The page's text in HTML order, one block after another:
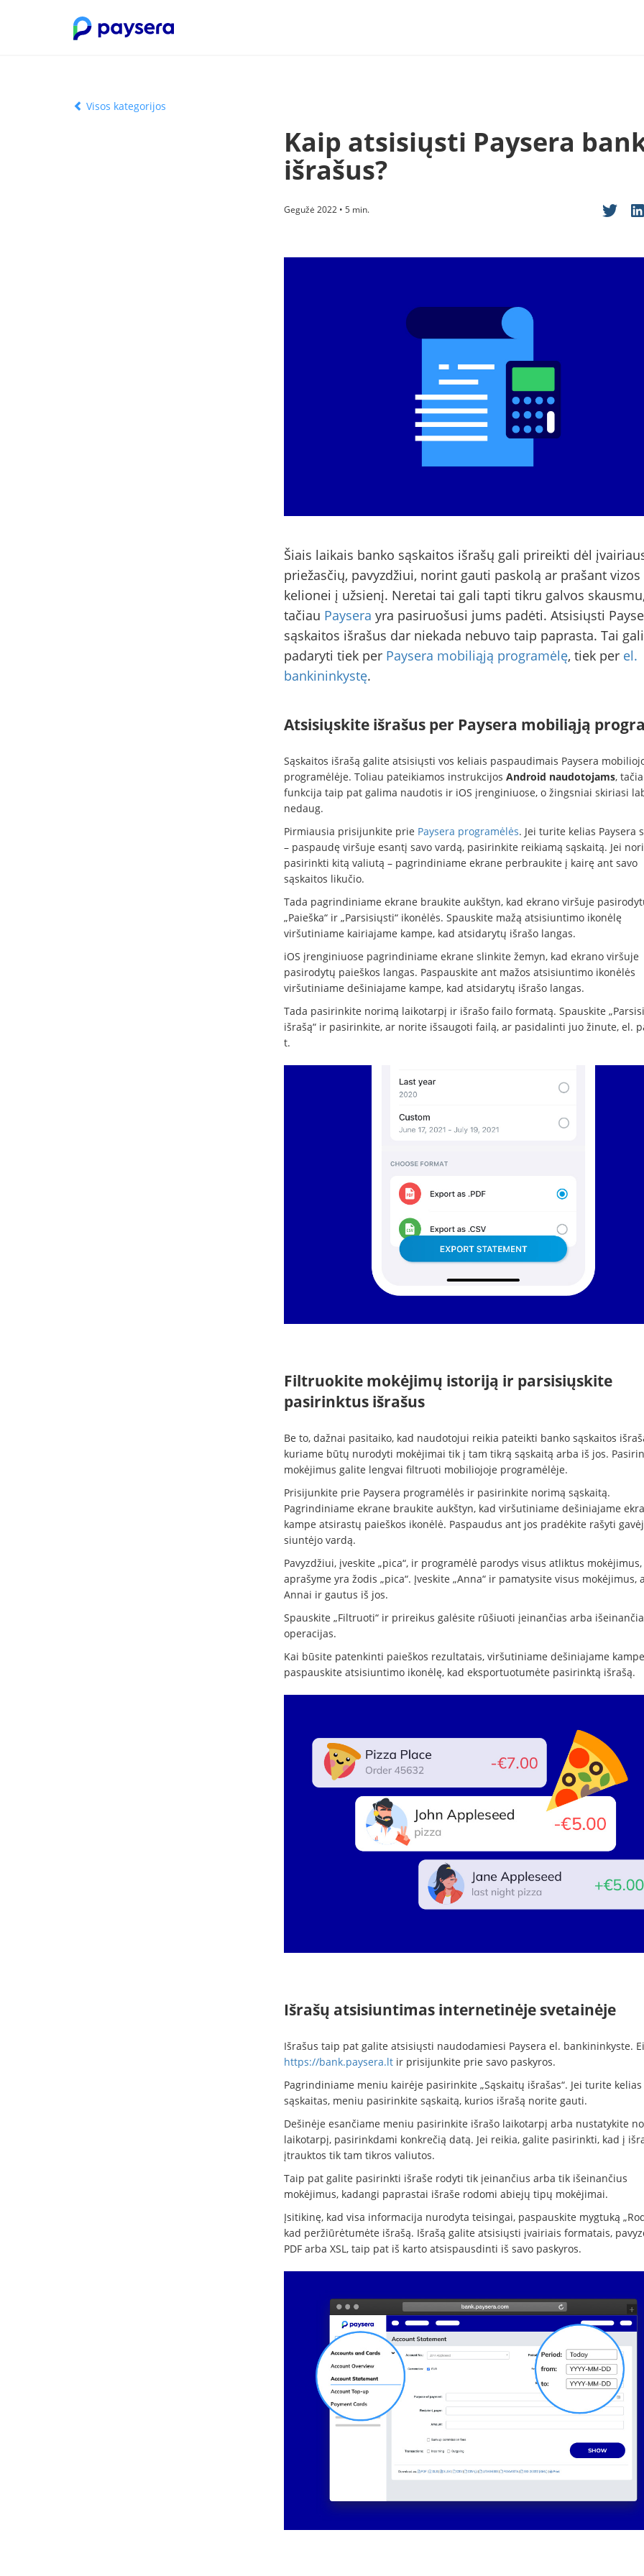
Visos kategorijos
Kaip atsisiųsti Paysera
išrašus?
Gegužė 2022 • 5 min.
Šiais laikais banko sąskaitos išrašų gali prireikti dėl
priežasčių, pavyzdžiui, norint gauti paskolą ar prašant vizos
kelionei į užsienį. Neretai tai gali tapti tikru galvos
tačiau Paysera yra pasiruošusi jums padėti. Atsisiųsti
sąskaitos išrašus dar niekada nebuvo taip paprasta. Tai
padaryti tiek per Paysera mobiliąją programėlę, tiek per el.
bankininkystę.
Atsisiųskite išrašus per Paysera mobiliąją
Sąskaitos išrašą galite atsisiųsti vos keliais paspaudimais Paysera
programėlėje. Toliau pateikiamos instrukcijos Android naudotojams,
funkcija taip pat galima naudotis ir iOS įrenginiuose, o žingsniai skiriasi
nedaug.
Pirmiausia prisijunkite prie Paysera programėlės. Jei turite kelias Paysera
– paspaudę viršuje esantį savo vardą, pasirinkite reikiamą sąskaitą. Jei
pasirinkti kitą valiutą – pagrindiniame ekrane perbraukite į kairę ant savo
sąskaitos likučio.
Tada pagrindiniame ekrane braukite aukštyn, kad ekrano viršuje
„Paieška“ ir „Parsisiųsti“ ikonėlės. Spauskite mažą atsisiuntimo ikonėlę
viršutiniame kairiajame kampe, kad atsidarytų išrašo langas.
iOS įrenginiuose pagrindiniame ekrane slinkite žemyn, kad ekrano viršuje
pasirodytų paieškos langas. Paspauskite ant mažos atsisiuntimo ikonėlės
viršutiniame dešiniajame kampe, kad atsidarytų išrašo langas.
Tada pasirinkite norimą laikotarpį ir išrašo failo formatą. Spauskite
išrašą“ ir pasirinkite, ar norite išsaugoti failą, ar pasidalinti juo žinute, el.
t.
Filtruokite mokėjimų istoriją ir parsisiųskite
pasirinktus išrašus
Be to, dažnai pasitaiko, kad naudotojui reikia pateikti banko sąskaitos
kuriame būtų nurodyti mokėjimai tik į tam tikrą sąskaitą arba iš jos.
mokėjimus galite lengvai filtruoti mobiliojoje programėlėje.
Prisijunkite prie Paysera programėlės ir pasirinkite norimą sąskaitą.
Pagrindiniame ekrane braukite aukštyn, kad viršutiniame dešiniajame
kampe atsirastų paieškos ikonėlė. Paspaudus ant jos pradėkite rašyti
siuntėjo vardą.
Pavyzdžiui, įveskite „pica“, ir programėlė parodys visus atliktus
aprašyme yra žodis „pica“. Įveskite „Anna“ ir pamatysite visus mokėjimus,
Annai ir gautus iš jos.
Spauskite „Filtruoti“ ir prireikus galėsite rūšiuoti įeinančias arba
operacijas.
Kai būsite patenkinti paieškos rezultatais, viršutiniame dešiniajame kampe
paspauskite atsisiuntimo ikonėlę, kad eksportuotumėte pasirinktą išrašą.
Išrašų atsisiuntimas internetinėje svetainėje
Išrašus taip pat galite atsisiųsti naudodamiesi Paysera el. bankininkyste.
https://bank.paysera.ltir prisijunkite prie savo paskyros.
Pagrindiniame meniu kairėje pasirinkite „Sąskaitų išrašas“. Jei turite kelias
sąskaitas, meniu pasirinkite sąskaitą, kurios išrašą norite gauti.
Dešinėje esančiame meniu pasirinkite išrašo laikotarpį arba nustatykite
laikotarpį, pasirinkdami konkrečią datą. Jei reikia, galite pasirinkti, kad į
įtrauktos tik tam tikros valiutos.
Taip pat galite pasirinkti išraše rodyti tik įeinančius arba tik išeinančius
mokėjimus, kadangi paprastai išraše rodomi abiejų tipų mokėjimai.
Įsitikinę, kad visa informacija nurodyta teisingai, paspauskite mygtuką
kad peržiūrėtumėte išrašą. Išrašą galite atsisiųsti įvairiais formatais,
PDF arba XSL, taip pat iš karto atsispausdinti iš savo paskyros.